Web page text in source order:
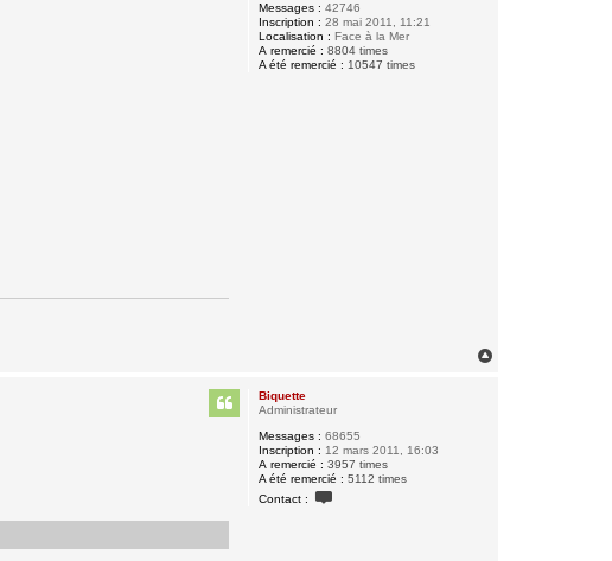
Messages : 42746
Inscription : 28 mai 2011, 11:21
Localisation : Face à la Mer
A remercié : 8804 times
A été remercié : 10547 times
Biquette
Administrateur
Messages : 68655
Inscription : 12 mars 2011, 16:03
A remercié : 3957 times
A été remercié : 5112 times
Contact :